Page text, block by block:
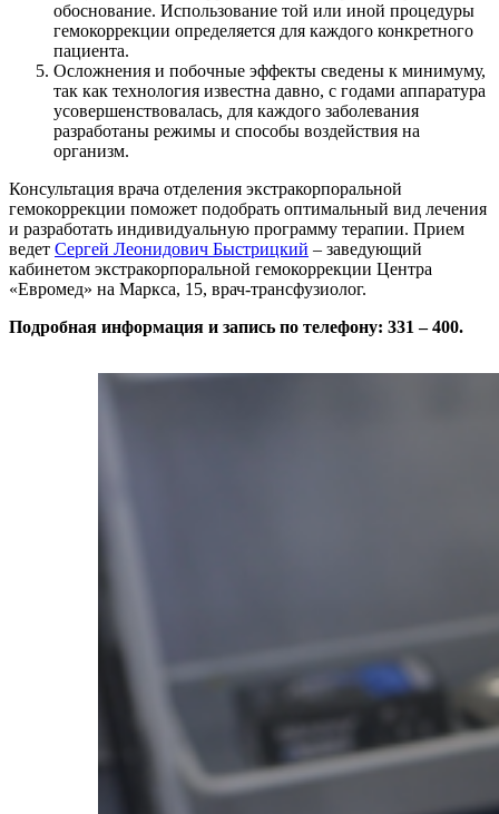
обоснование. Использование той или иной процедуры
гемокоррекции определяется для каждого конкретного
пациента.
Осложнения и побочные эффекты сведены к минимуму,
так как технология известна давно, с годами аппаратура
усовершенствовалась, для каждого заболевания
разработаны режимы и способы воздействия на
организм.
Консультация врача отделения экстракорпоральной
гемокоррекции поможет подобрать оптимальный вид лечения
и разработать индивидуальную программу терапии. Прием
ведет Сергей Леонидович Быстрицкий – заведующий
кабинетом экстракорпоральной гемокоррекции Центра
«Евромед» на Маркса, 15, врач-трансфузиолог.
Подробная информация и запись по телефону: 331 – 400.